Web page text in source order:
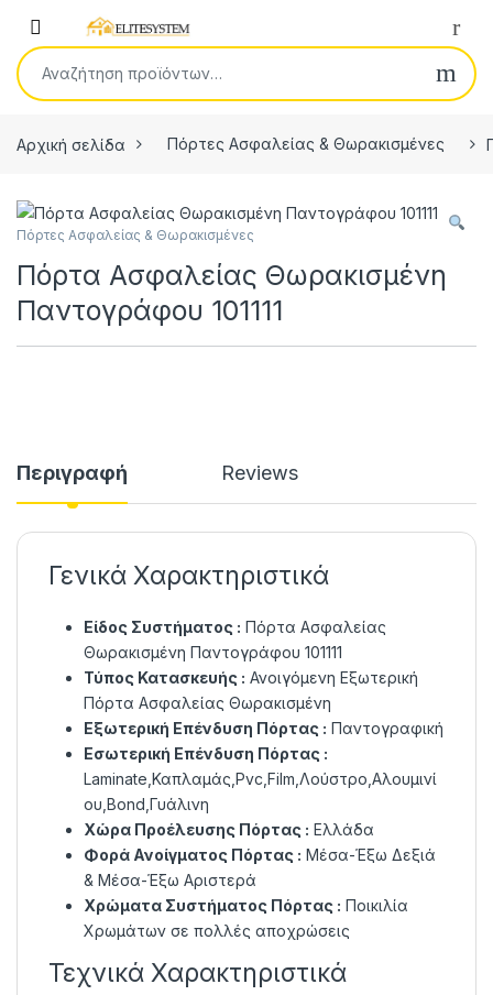
Open
Αναζήτηση για:
Αρχική σελίδα Πόρτες Ασφαλείας & Θωρακισμένες
Πόρτες Ασφαλείας & Θωρακισμένες
Πόρτα Ασφαλείας Θωρακισμένη
Παντογράφου 101111
Περιγραφή Reviews
Γενικά Χαρακτηριστικά
Είδος Συστήματος : Πόρτα Ασφαλείας
Θωρακισμένη Παντογράφου 101111
Τύπος Κατασκευής : Ανοιγόμενη Εξωτερική
Πόρτα Ασφαλείας Θωρακισμένη
Εξωτερική Επένδυση Πόρτας : Παντογραφική
Εσωτερική Επένδυση Πόρτας :
Laminate,Καπλαμάς,Pvc,Film,Λούστρο,Αλουμινί
ου,Bond,Γυάλινη
Χώρα Προέλευσης Πόρτας : Ελλάδα
Φορά Ανοίγματος Πόρτας : Μέσα-Έξω Δεξιά
& Μέσα-Έξω Αριστερά
Χρώματα Συστήματος Πόρτας : Ποικιλία
Χρωμάτων σε πολλές αποχρώσεις
Τεχνικά Χαρακτηριστικά